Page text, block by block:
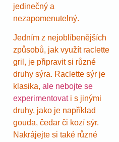
jedinečný a
nezapomenutelný.
Jedním z nejoblíbenějších
způsobů, jak využít raclette
gril, je připravit si různé
druhy sýra. Raclette sýr je
klasika, ale nebojte se
experimentovati s jinými
druhy, jako je například
gouda, čedar či kozí sýr.
Nakrájejte si také různé